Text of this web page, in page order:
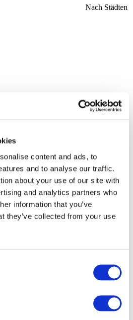
content and ads, to
and to analyse our traffic.
about your use of our site with
and analytics partners who
information that you’ve
they’ve collected from your use
Nach Städten